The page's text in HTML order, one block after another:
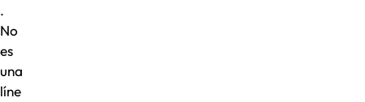
.
No
es
una
líne